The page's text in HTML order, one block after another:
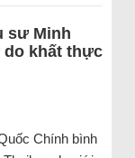
sư Minh
khất thực
Chính bình